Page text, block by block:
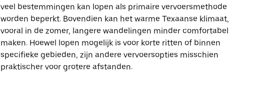
veel bestemmingen kan lopen als primaire vervoersmethode
worden beperkt. Bovendien kan het warme Texaanse klimaat,
vooral in de zomer, langere wandelingen minder comfortabel
maken. Hoewel lopen mogelijk is voor korte ritten of binnen
specifieke gebieden, zijn andere vervoersopties misschien
praktischer voor grotere afstanden.